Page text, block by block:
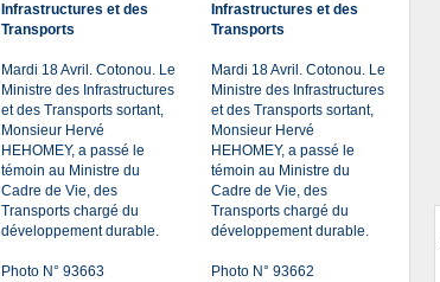
Infrastructures et des
Transports
Mardi 18 Avril. Cotonou. Le
Ministre des Infrastructures
et des Transports sortant,
Monsieur Hervé
HEHOMEY, a passé le
témoin au Ministre du
Cadre de Vie, des
Transports chargé du
développement durable.
Photo N° 93663
Infrastructures et des
Transports
Mardi 18 Avril. Cotonou. Le
Ministre des Infrastructures
et des Transports sortant,
Monsieur Hervé
HEHOMEY, a passé le
témoin au Ministre du
Cadre de Vie, des
Transports chargé du
développement durable.
Photo N° 93662